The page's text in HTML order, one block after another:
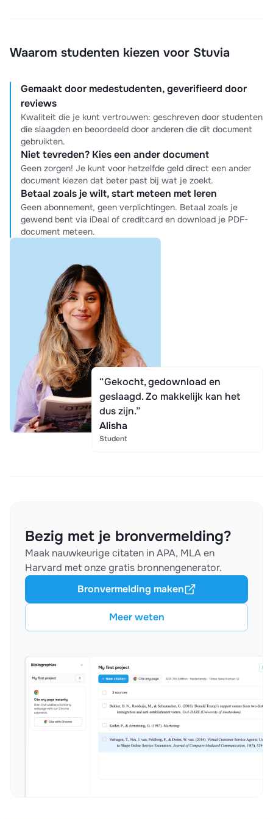
Waarom studenten kiezen voor Stuvia
Gemaakt door medestudenten, geverifieerd door
reviews
Kwaliteit die je kunt vertrouwen: geschreven door studenten
die slaagden en beoordeeld door anderen die dit document
gebruikten.
Niet tevreden? Kies een ander document
Geen zorgen! Je kunt voor hetzelfde geld direct een ander
document kiezen dat beter past bij wat je zoekt.
Betaal zoals je wilt, start meteen met leren
Geen abonnement, geen verplichtingen. Betaal zoals je
gewend bent via iDeal of creditcard en download je PDF-
document meteen.
“Gekocht, gedownload en
geslaagd. Zo makkelijk kan het
dus zijn.”
Alisha
Student
Bezig met je bronvermelding?
Maak nauwkeurige citaten in APA, MLA en
Harvard met onze gratis bronnengenerator.
Meer weten
Bronvermelding maken